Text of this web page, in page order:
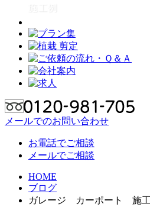
メールでのお問い合わせ
お電話でご相談
メールでご相談
HOME
ブログ
ガレージ カーポート 施工